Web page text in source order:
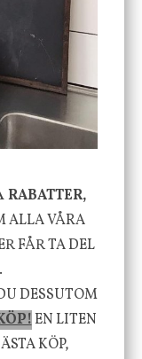
KÖP
Ostron,
KÖP
RABATTER,
ALLA VÅRA
FÅR TA DEL
DESSUTOM
EN LITEN
KÖP,